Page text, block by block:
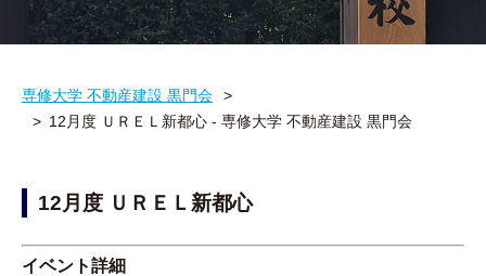
専修大学 不動産建設 黒門会
12月度 ＵＲＥＬ新都心 - 専修大学 不動産建設 黒門会
12月度 ＵＲＥＬ新都心
イベント詳細